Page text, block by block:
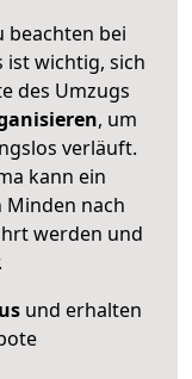
beachten bei
ist wichtig, sich
des Umzugs
, um
verläuft.
kann ein
nach
werden und
und erhalten